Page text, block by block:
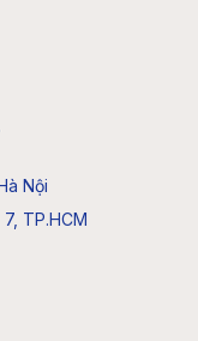
Nội
TP.HCM